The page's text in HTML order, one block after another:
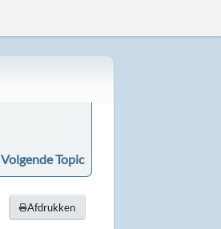
Volgende Topic
Afdrukken